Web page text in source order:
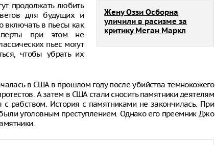
Жену Оззи Осборна
уличили в расизме за
критику Меган Маркл
продолжать любить
для будущих и
включать в пьесы как
при этом не
пьес могут
чтобы убрать их
в США в прошлом году после убийства темнокожего
А затем в США стали сносить памятники деятелям
рабством. История с памятниками не закончилась. При
уголовным преступлением. Однако его преемник Джо